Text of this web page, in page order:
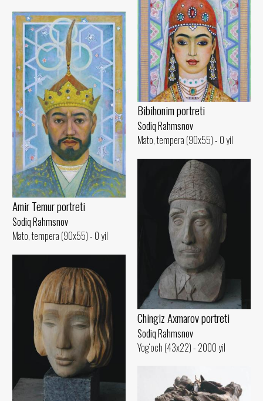
Bibihonim portreti
Sodiq Rahmsnov
Mato, tempera (90x55) - 0 yil
Amir Temur portreti
Sodiq Rahmsnov
Mato, tempera (90x55) - 0 yil
Chingiz Axmarov portreti
Sodiq Rahmsnov
Yog‘och (43x22) - 2000 yil